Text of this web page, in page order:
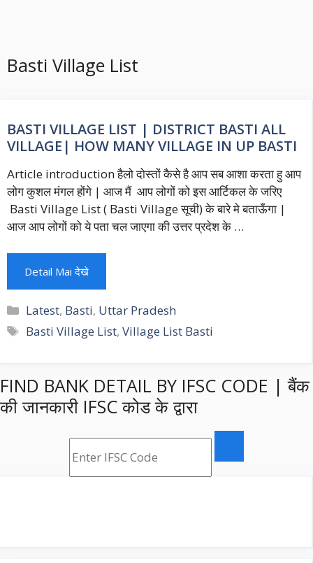
Basti Village List
BASTI VILLAGE LIST | DISTRICT BASTI ALL
VILLAGE| HOW MANY VILLAGE IN UP BASTI
Article introduction हैलो दोस्तों कैसे है आप सब आशा करता हु आप
लोग कुशल मंगल होंगे | आज मैं आप लोगों को इस आर्टिकल के जरिए
Basti Village List ( Basti Village सूची) के बारे मे बताऊँगा |
आज आप लोगों को ये पता चल जाएगा की उत्तर प्रदेश के …
Detail Mai देखे
Categories
Latest, Basti, Uttar Pradesh
Tags
Basti Village List,Village List Basti
FIND BANK DETAIL BY IFSC CODE | बैंक
की जानकारी IFSC कोड के द्वारा